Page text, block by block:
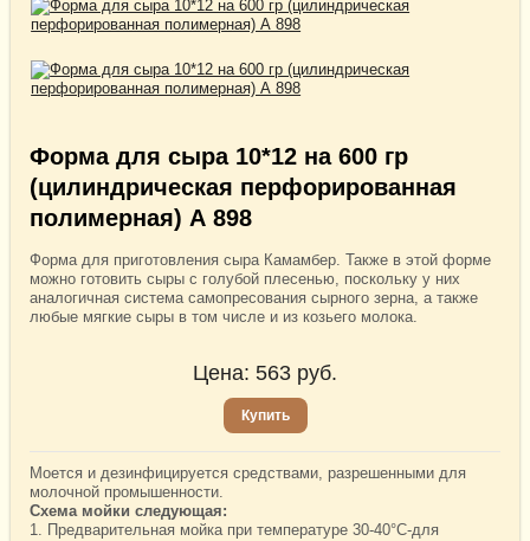
Форма для сыра 10*12 на 600 гр
(цилиндрическая перфорированная
полимерная) А 898
Форма для приготовления сыра Камамбер. Также в этой форме
можно готовить сыры с голубой плесенью, поскольку у них
аналогичная система самопресования сырного зерна, а также
любые мягкие сыры в том числе и из козьего молока.
Цена: 563 руб.
Купить
Моется и дезинфицируется средствами, разрешенными для
молочной промышенности.
Схема мойки следующая:
1. Предварительная мойка при температуре 30-40°C-для